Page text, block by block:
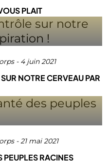
PLAIT
- 4 juin 2021
NOTRE CERVEAU PAR
-21 mai 2021
PEUPLES RACINES